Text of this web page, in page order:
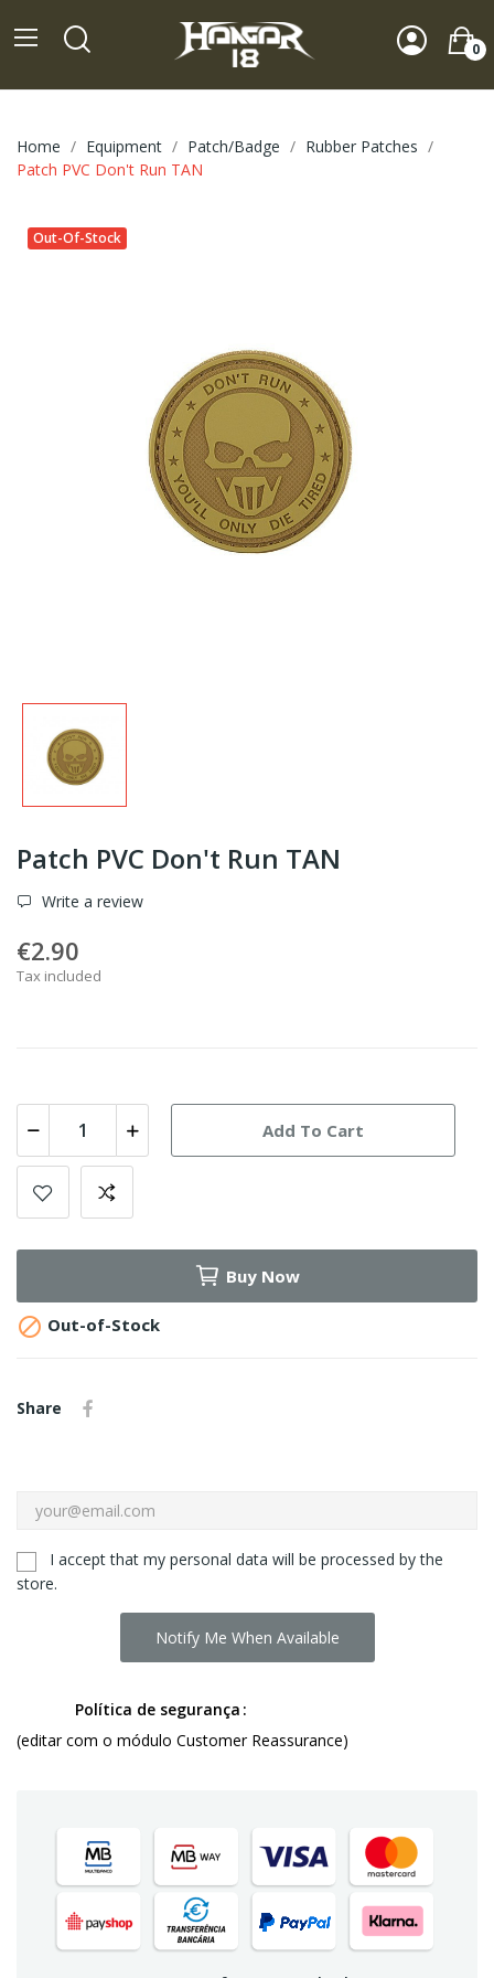
0
Home Equipment Patch/Badge
Rubber Patches
Patch PVC Don't Run TAN
Out-Of-Stock
Patch PVC Don't Run TAN
Write a review
€2.90
Tax included
Add To Cart
Buy Now
 Out-of-Stock
Share
I accept that my personal data will be processed by the
store.
Notify Me When Available
Política de segurança
(editar com o módulo Customer Reassurance)